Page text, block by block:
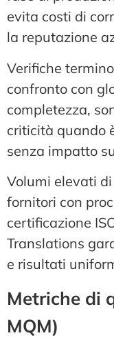
evita costi di
la reputazione
Verifiche
confronto con
completezza,
criticità quando
senza impatto
Volumi elevati
fornitori con
certificazione
Translations
e risultati
Metriche di
MQM)